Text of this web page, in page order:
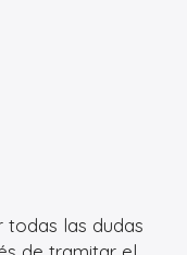
todas las dudas